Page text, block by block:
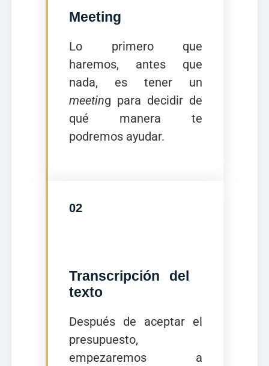
Meeting
Lo primero que
haremos, antes que
nada, es tener un
meeting para decidir de
qué manera te
podremos ayudar.
02
Transcripción del
texto
Después de aceptar el
presupuesto,
empezaremos a